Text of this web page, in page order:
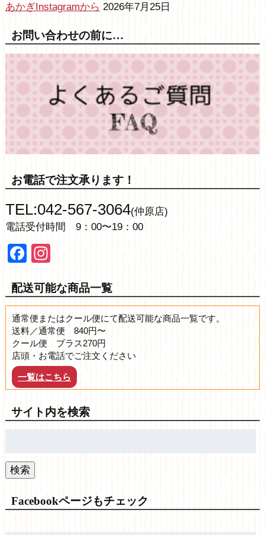
あかぎInstagramから 2026年7月25日
お問い合わせの前に…
お電話で注文承ります！
TEL:042-567-3064(仲原店)
電話受付時間 9：00〜19：00
Facebook
配送可能な商品一覧
通常便またはクール便にて配送可能な商品一覧です。
送料／通常便 840円〜
クール便 プラス270円
店頭・お電話でご注文ください
一覧はこちら
サイト内を検索
検索
Facebookページもチェック